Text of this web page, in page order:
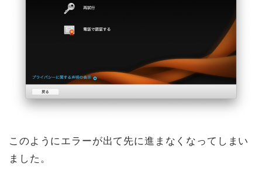
このようにエラーが出て先に進まなくなってしまい
ました。